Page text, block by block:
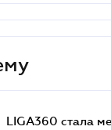
LIGA360 стала